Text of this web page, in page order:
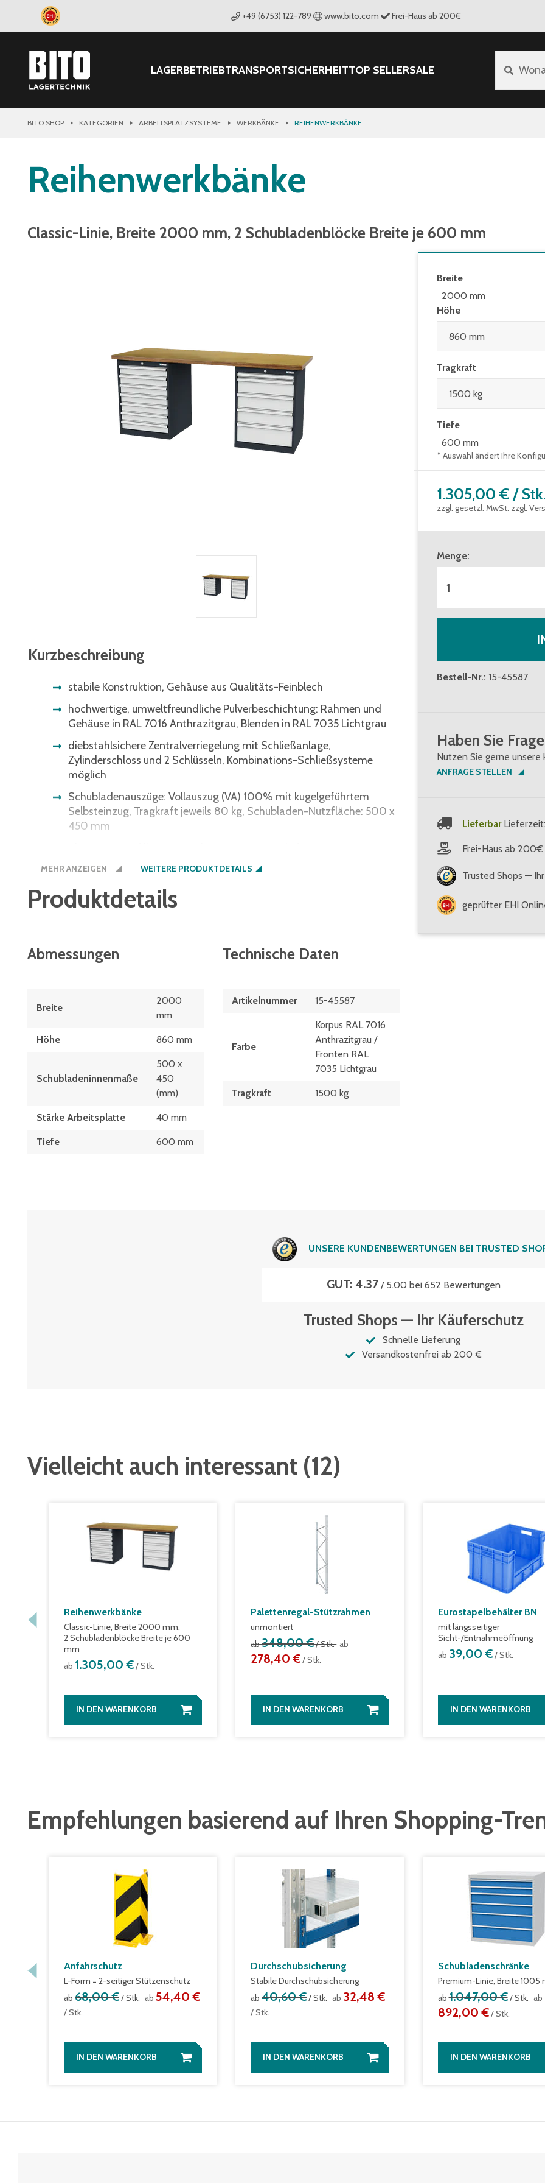
+49 (6753) 122-789 www.bito.com Frei-Haus ab 200€
LAGERBETRIEBTRANSPORTSICHERHEITTOP SELLERSALE
BITO SHOP KATEGORIEN ARBEITSPLATZSYSTEME WERKBÄNKE REIHENWERKBÄNKE
Reihenwerkbänke
Classic-Linie, Breite 2000 mm, 2 Schubladenblöcke Breite je 600 mm
Kurzbeschreibung
stabile Konstruktion, Gehäuse aus Qualitäts-Feinblech
hochwertige, umweltfreundliche Pulverbeschichtung: Rahmen und
Gehäuse in RAL 7016 Anthrazitgrau, Blenden in RAL 7035 Lichtgrau
diebstahlsichere Zentralverriegelung mit Schließanlage,
Zylinderschloss und 2 Schlüsseln, Kombinations-Schließsysteme
möglich
Schubladenauszüge: Vollauszug (VA) 100% mit kugelgeführtem
Selbsteinzug, Tragkraft jeweils 80 kg, Schubladen-Nutzfläche: 500 x
450 mm
Arbeitsplatten aus Buche-Multiplex 40 mm mehrschichtverleimt -
weitere Ausführungen und Einteilungsmaterial auf Anfrage
einfacher Ausgleich von Bodenunebenheiten durch Niveauausgleichs-
MEHR ANZEIGEN WEITERE PRODUKTDETAILS
Produktdetails
Abmessungen
Breite
2000
mm
Höhe 860 mm
Schubladeninnenmaße
500 x
450
(mm)
Stärke Arbeitsplatte 40 mm
Tiefe 600 mm
Technische Daten
Artikelnummer 15-45587
Farbe
Korpus RAL 7016
Anthrazitgrau /
Fronten RAL
7035 Lichtgrau
Tragkraft 1500 kg
Breite
2000 mm
Höhe
Tragkraft
Tiefe
600 mm
* Auswahl ändert Ihre
1.305,00 € /
zzgl. gesetzl. MwSt. zzgl.
Menge:
Bestell-Nr.: 15-45587
Haben Sie
Nutzen Sie gerne unsere
ANFRAGE STELLEN
Lieferbar
Frei-Haus ab 200€
Trusted Shops —
geprüfter EHI
UNSERE KUNDENBEWERTUNGEN BEI TRUSTED
GUT: 4.37/ 5.00 bei 652 Bewertungen
Trusted Shops — Ihr Käuferschutz
Schnelle Lieferung
Versandkostenfrei ab 200 €
Vielleicht auch interessant (12)
Reihenwerkbänke
Classic-Linie, Breite 2000 mm,
2 Schubladenblöcke Breite je 600
mm
ab 1.305,00 €/ Stk.
IN DEN WARENKORB
Palettenregal-Stützrahmen
unmontiert
ab348,00 €/ Stk. ab
278,40 €/ Stk.
IN DEN WARENKORB
Eurostapelbehälter BN
mit längsseitiger
Sicht-/Entnahmeöffnung
ab 39,00 €/ Stk.
IN DEN WARENKORB
Empfehlungen basierend auf Ihren Shopping-
Anfahrschutz
L-Form = 2-seitiger Stützenschutz
ab68,00 €/ Stk. ab 54,40 €
/ Stk.
IN DEN WARENKORB
Durchschubsicherung
Stabile Durchschubsicherung
ab40,60 €/ Stk. ab 32,48 €
/ Stk.
IN DEN WARENKORB
Schubladenschränke
Premium-Linie, Breite 1005
ab1.047,00 €/ Stk. ab
892,00 €/ Stk.
IN DEN WARENKORB